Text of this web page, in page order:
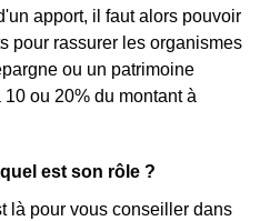
apport, il faut alors pouvoir
pour rassurer les organismes
ou un patrimoine
ou 20% du montant à
est son rôle ?
là pour vous conseiller dans